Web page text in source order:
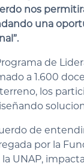
nos
una
de
a 1.600
los
de
por la
UNAP,